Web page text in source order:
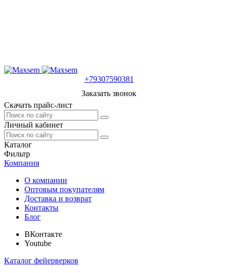
+79307590381
Заказать звонок
Скачать прайс-лист
Личный кабинет
Каталог
Фильтр
Компания
О компании
Оптовым покупателям
Доставка и возврат
Контакты
Блог
ВКонтакте
Youtube
Каталог фейерверков